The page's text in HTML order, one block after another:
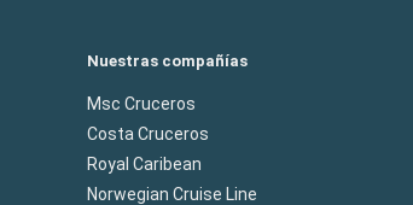
Nuestras compañías
Msc Cruceros
Costa Cruceros
Royal Caribean
Norwegian Cruise Line